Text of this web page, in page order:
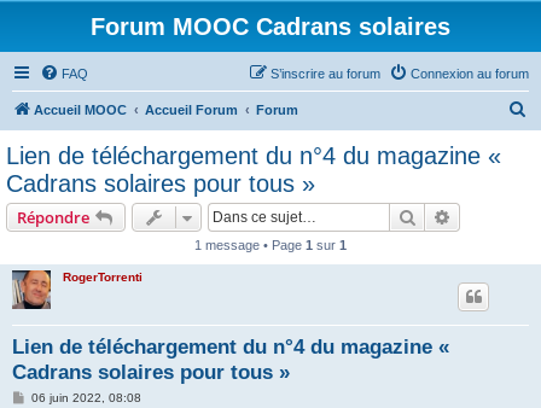
Forum MOOC Cadrans solaires
FAQ Connexion au forum
S’inscrire au forum
Accueil MOOC Accueil Forum Forum
Lien de téléchargement du n°4 du magazine «
Cadrans solaires pour tous »
Répondre Rechercher
1 message • Page 1 sur 1
RogerTorrenti
Lien de téléchargement du n°4 du magazine «
Cadrans solaires pour tous »
M06 juin 2022, 08:08